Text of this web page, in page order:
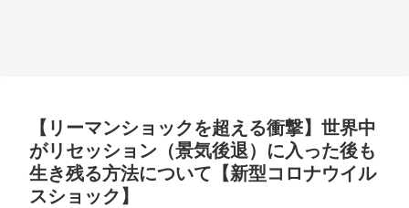
【リーマンショックを超える衝撃】世界中
がリセッション（景気後退）に入った後も
生き残る方法について【新型コロナウイル
スショック】